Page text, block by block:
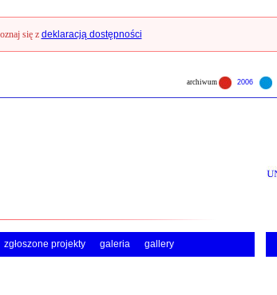
się z deklaracją dostępności
archiwum 2006
zgłoszone projekty galeria gallery